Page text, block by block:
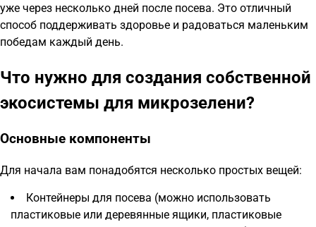
уже через несколько дней после посева. Это отличный
способ поддерживать здоровье и радоваться маленьким
победам каждый день.
Что нужно для создания собственной
экосистемы для микрозелени?
Основные компоненты
Для начала вам понадобятся несколько простых вещей:
Контейнеры для посева (можно использовать
пластиковые или деревянные ящики, пластиковые